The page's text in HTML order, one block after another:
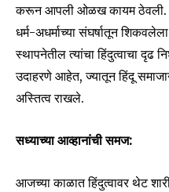
करून आपली ओळख कायम ठेवली.
धर्म-अधर्माच्या संघर्षातून
स्थापनेतील त्यांचा हिंदुत्वाचा दृढ
उदाहरणे आहेत, ज्यातून हिंदू
अस्तित्व राखले.
सध्याच्या आव्हानांची समज:
आजच्या काळात हिंदुत्वावर थेट